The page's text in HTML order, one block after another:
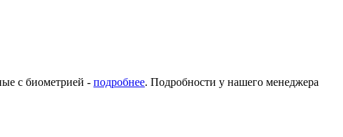
с биометрией - подробнее. Подробности у нашего менеджера